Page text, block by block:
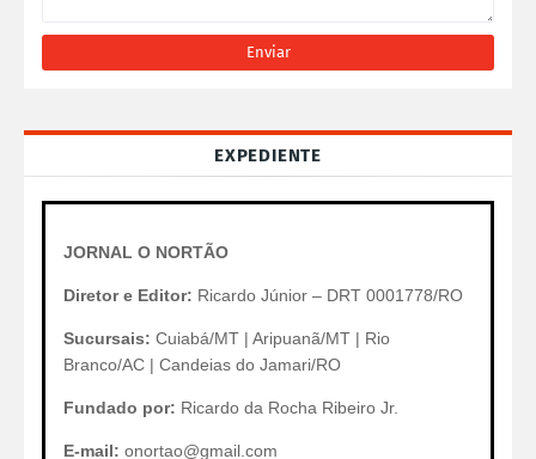
EXPEDIENTE
JORNAL O NORTÃO
Diretor e Editor: Ricardo Júnior – DRT 0001778/RO
Sucursais: Cuiabá/MT | Aripuanã/MT | Rio
Branco/AC | Candeias do Jamari/RO
Fundado por: Ricardo da Rocha Ribeiro Jr.
E-mail: onortao@gmail.com